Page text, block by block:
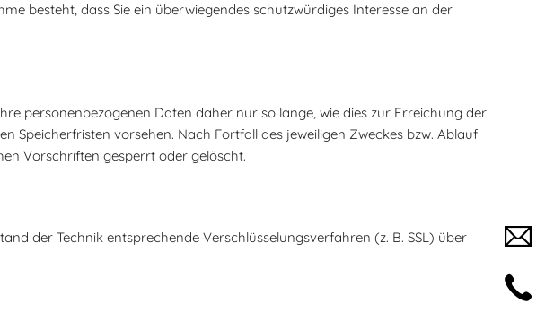
besteht, dass Sie ein überwiegendes schutzwürdiges Interesse an der
personenbezogenen Daten daher nur so lange, wie dies zur Erreichung der
Speicherfristen vorsehen. Nach Fortfall des jeweiligen Zweckes bzw. Ablauf
Vorschriften gesperrt oder gelöscht.
der Technik entsprechende Verschlüsselungsverfahren (z. B. SSL) über